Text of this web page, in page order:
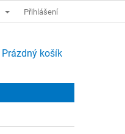
Přihlášení
NÁKUPNÍ
Prázdný košík